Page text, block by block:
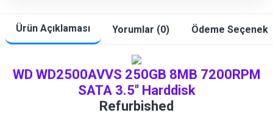
Ürün Açıklaması Yorumlar (0) Ödeme
WD WD2500AVVS 250GB 8MB 7200RPM
SATA 3.5'' Harddisk
Refurbished